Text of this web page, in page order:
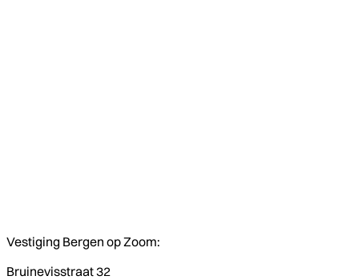
Vestiging Bergen op Zoom:
Bruinevisstraat 32